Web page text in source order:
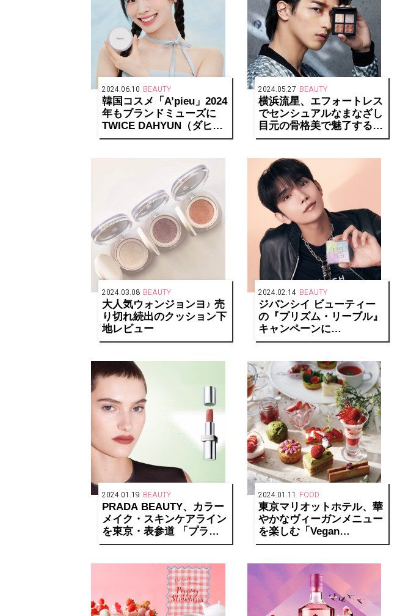
2024.06.10 BEAUTY
韓国コスメ「A’pieu」2024
年もブランドミューズに
TWICE DAHYUN（ダヒョ
ン）を起用し新ビジュアル
2024.05.27 BEAUTY
横浜流星、エフォートレス
でセンシュアルなまなざし
目元の骨格美で魅了する新
ビジュアル公開
2024.03.08 BEAUTY
大人気ウォンジョンヨ♪ 売
り切れ続出のクッション下
地レビュー
2024.02.14 BEAUTY
ジバンシイ ビューティー
の『プリズム・リーブル』
キャンペーンに
SEVENTEENのJOSHUAが
2024.01.19 BEAUTY
PRADA BEAUTY、カラー
メイク・スキンケアライン
を東京・表参道 「プラダ
ビューティ トウキョウ」
2024.01.11 FOOD
東京マリオットホテル、華
やかなヴィーガンメニュー
を楽しむ「Vegan
Afternoon Tea -Spring-」